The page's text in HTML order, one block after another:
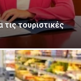
τουριστικές